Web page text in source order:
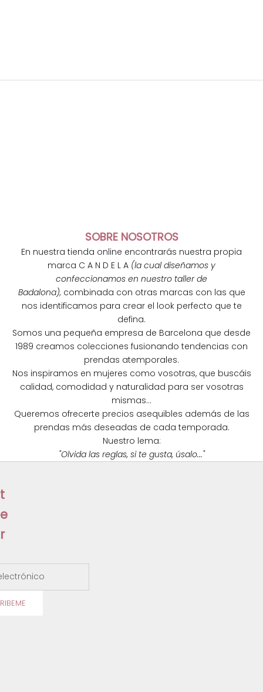
SOBRE NOSOTROS
En nuestra tienda online encontrarás nuestra propia
marca C A N D E L A (la cual diseñamos y
confeccionamos en nuestro taller de
Badalona),combinada con otras marcas con las que
nos identificamos para crear el look perfecto que te
defina.
Somos una pequeña empresa de Barcelona que desde
1989 creamos colecciones fusionando tendencias con
prendas atemporales.
Nos inspiramos en mujeres como vosotras, que buscáis
calidad, comodidad y naturalidad para ser vosotras
mismas...
Queremos ofrecerte precios asequibles además de las
prendas más deseadas de cada temporada.
Nuestro lema:
"Olvida las reglas, si te gusta, úsalo..."
t
e
r